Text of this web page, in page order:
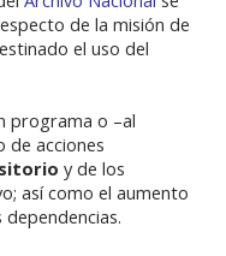
de la misión de
el uso del
programa o –al
de acciones
y de los
así como el aumento